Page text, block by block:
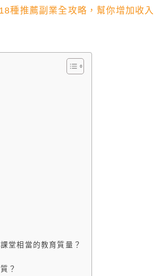
種推薦副業全攻略，幫你增加收入
堂相當的教育質量？
？